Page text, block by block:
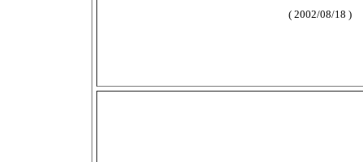
( 2002/08/18 )